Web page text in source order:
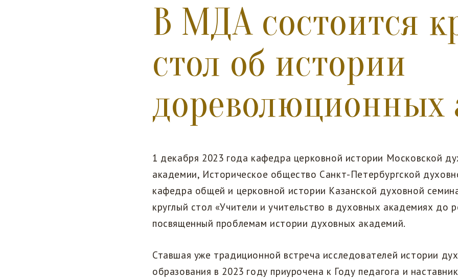
В МДА состоится
стол об истории
дореволюционных
1 декабря 2023 года кафедра церковной истории Московской
академии, Историческое общество Санкт-Петербургской
кафедра общей и церковной истории Казанской духовной
круглый стол «Учители и учительство в духовных академиях до
посвященный проблемам истории духовных академий.
Ставшая уже традиционной встреча исследователей истории
образования в 2023 году приурочена к Году педагога и